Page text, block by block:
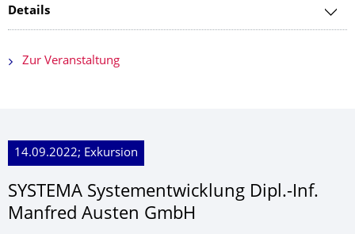
Details
Zur Veranstaltung
14.09.2022; Exkursion
SYSTEMA Systementwicklung Dipl.-Inf.
Manfred Austen GmbH